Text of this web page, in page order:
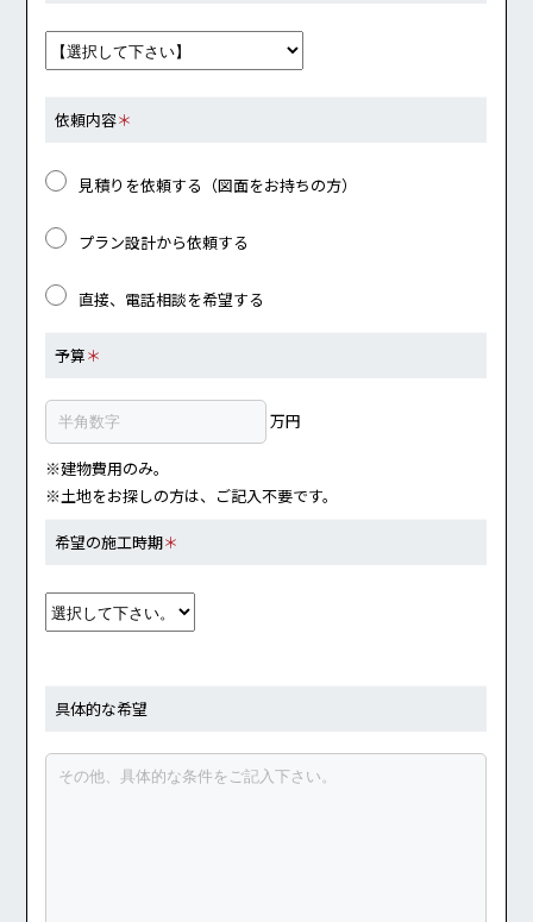
依頼内容＊
見積りを依頼する（図面をお持ちの方）
プラン設計から依頼する
直接、電話相談を希望する
予算 ＊
万円
※建物費用のみ。
※土地をお探しの方は、ご記入不要です。
希望の施工時期 ＊
具体的な希望